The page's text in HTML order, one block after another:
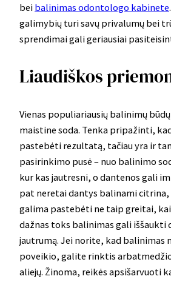
bei balinimas odontologo kabinete
galimybių turi savų privalumų bei
sprendimai gali geriausiai
Liaudiškos
Vienas populiariausių balinimų
maistine soda. Tenka pripažinti,
pastebėti rezultatą, tačiau yra ir
pasirinkimo pusė – nuo balinimo
kur kas jautresni, o dantenos gali
pat neretai dantys balinami
galima pastebėti ne taip greitai,
dažnas toks balinimas gali iššaukti
jautrumą. Jei norite, kad balinimas
poveikio, galite rinktis
aliejų. Žinoma, reikės apsišarvuoti